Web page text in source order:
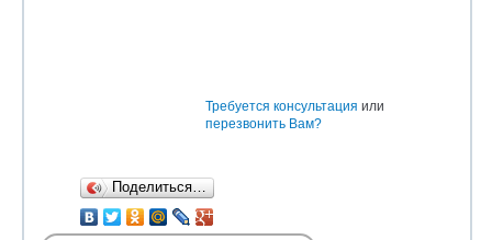
Поделиться…
Требуется консультация или
перезвонить Вам?